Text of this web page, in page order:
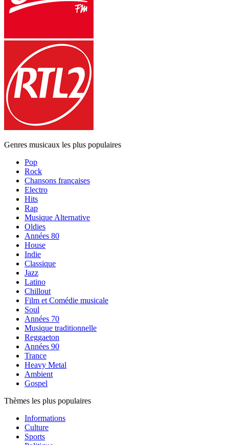
Genres musicaux les plus populaires
Pop
Rock
Chansons françaises
Electro
Hits
Rap
Musique Alternative
Oldies
Années 80
House
Indie
Classique
Jazz
Latino
Chillout
Film et Comédie musicale
Soul
Années 70
Musique traditionnelle
Reggaeton
Années 90
Trance
Heavy Metal
Ambient
Gospel
Thèmes les plus populaires
Informations
Culture
Sports